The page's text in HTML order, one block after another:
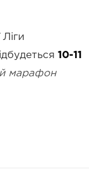
10-11
марафон